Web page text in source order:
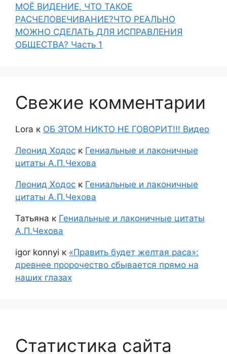
МОЁ ВИДЕНИЕ, ЧТО ТАКОЕ
РАСЧЕЛОВЕЧИВАНИЕ?ЧТО РЕАЛЬНО
МОЖНО СДЕЛАТЬ ДЛЯ ИСПРАВЛЕНИЯ
ОБЩЕСТВА? Часть 1
Свежие комментарии
Lora к ОБ ЭТОМ НИКТО НЕ ГОВОРИТ!!! Видео
Леонид Ходос к Гениальные и лаконичные
цитаты А.П.Чехова
Леонид Ходос к Гениальные и лаконичные
цитаты А.П.Чехова
Татьяна к Гениальные и лаконичные цитаты
А.П.Чехова
igor konnyi к «Править будет желтая раса»:
древнее пророчество сбывается прямо на
наших глазах
Статистика сайта